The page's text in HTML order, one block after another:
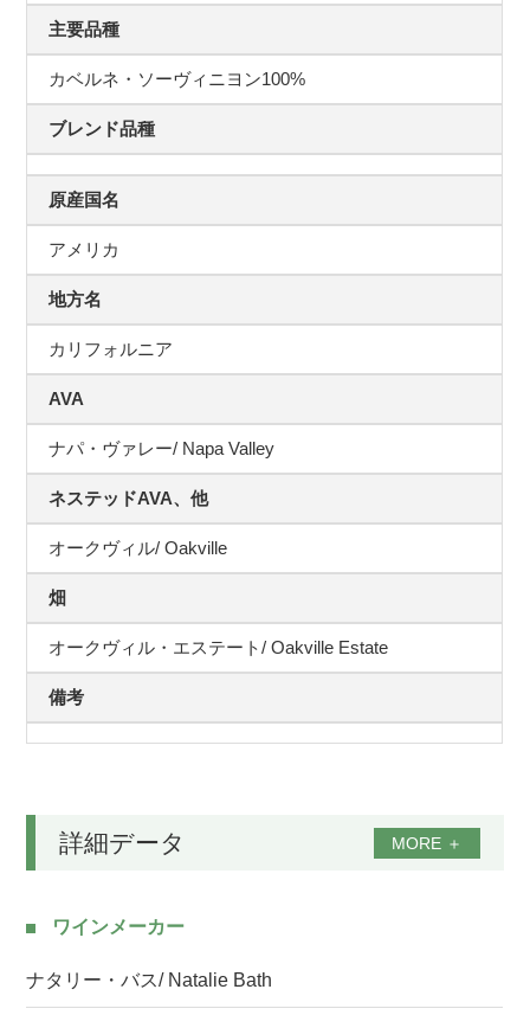
主要品種
カベルネ・ソーヴィニヨン100%
ブレンド品種
原産国名
アメリカ
地方名
カリフォルニア
AVA
ナパ・ヴァレー/ Napa Valley
ネステッドAVA、他
オークヴィル/ Oakville
畑
オークヴィル・エステート/ Oakville Estate
備考
詳細データ MORE ＋
ワインメーカー
ナタリー・バス/ Natalie Bath